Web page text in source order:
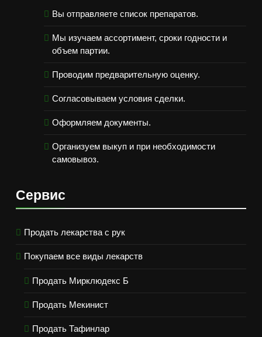
Вы отправляете список препаратов.
Мы изучаем ассортимент, сроки годности и
объем партии.
Проводим предварительную оценку.
Согласовываем условия сделки.
Оформляем документы.
Организуем выкуп и при необходимости
самовывоз.
Сервис
Продать лекарства с рук
Покупаем все виды лекарств
Продать Мирклюдекс Б
Продать Мекинист
Продать Тафинлар